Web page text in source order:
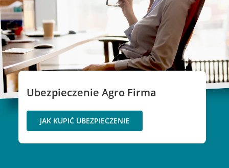
Ubezpieczenie Agro Firma
JAK KUPIĆ UBEZPIECZENIE